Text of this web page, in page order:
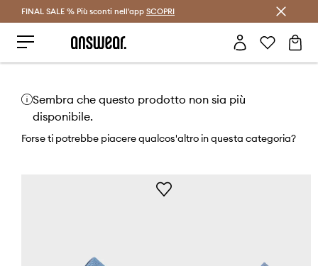
Risparmia con Answear Club >
FINAL SALE % Più sconti nell'app SCOPRI
Sembra che questo prodotto non sia più
disponibile.
Forse ti potrebbe piacere qualcos'altro in questa categoria?